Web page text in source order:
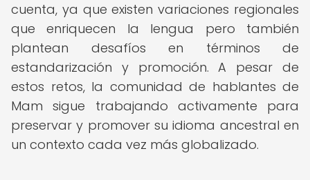
cuenta, ya que existen variaciones regionales
que enriquecen la lengua pero también
plantean desafíos en términos de
estandarización y promoción. A pesar de
estos retos, la comunidad de hablantes de
Mam sigue trabajando activamente para
preservar y promover su idioma ancestral en
un contexto cada vez más globalizado.